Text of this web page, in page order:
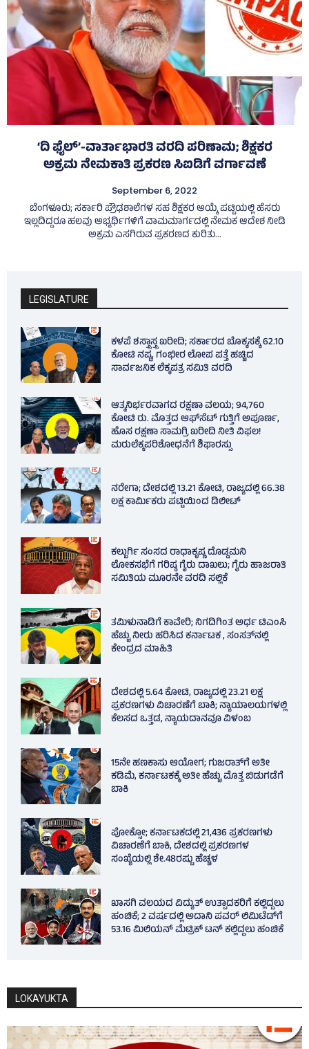
‘ದಿ ಫೈಲ್‌’-ವಾರ್ತಾಭಾರತಿ ವರದಿ ಪರಿಣಾಮ; ಶಿಕ್ಷಕರ
ಅಕ್ರಮ ನೇಮಕಾತಿ ಪ್ರಕರಣ ಸಿಐಡಿಗೆ ವರ್ಗಾವಣೆ
September 6, 2022
ಬೆಂಗಳೂರು; ಸರ್ಕಾರಿ ಪ್ರೌಢಶಾಲೆಗಳ ಸಹ ಶಿಕ್ಷಕರ ಆಯ್ಕೆ ಪಟ್ಟಿಯಲ್ಲಿ ಹೆಸರು
ಇಲ್ಲದಿದ್ದರೂ ಹಲವು ಅಭ್ಯರ್ಥಿಗಳಿಗೆ ವಾಮಮಾರ್ಗದಲ್ಲಿ ನೇಮಕ ಆದೇಶ ನೀಡಿ
ಅಕ್ರಮ ಎಸಗಿರುವ ಪ್ರಕರಣದ ಕುರಿತು...
LEGISLATURE
ಕಳಪೆ ಶಸ್ತ್ರಾಸ್ತ್ರ ಖರೀದಿ; ಸರ್ಕಾರದ ಬೊಕ್ಕಸಕ್ಕೆ 62.10
ಕೋಟಿ ನಷ್ಟ, ಗಂಭೀರ ಲೋಪ ಪತ್ತೆ ಹಚ್ಚಿದ
ಸಾರ್ವಜನಿಕ ಲೆಕ್ಕಪತ್ರ ಸಮಿತಿ ವರದಿ
ಆತ್ಮನಿರ್ಭರವಾಗದ ರಕ್ಷಣಾ ವಲಯ; 94,760
ಕೋಟಿ ರು. ಮೊತ್ತದ ಆಫ್‌ಸೆಟ್ ಗುತ್ತಿಗೆ ಅಪೂರ್ಣ,
ಹೊಸ ರಕ್ಷಣಾ ಸಾಮಗ್ರಿ ಖರೀದಿ ನೀತಿ ವಿಫಲ!
ಮರುಲೆಕ್ಕಪರಿಶೋಧನೆಗೆ ಶಿಫಾರಸ್ಸು
ನರೇಗಾ; ದೇಶದಲ್ಲಿ 13.21 ಕೋಟಿ, ರಾಜ್ಯದಲ್ಲಿ 66.38
ಲಕ್ಷ ಕಾರ್ಮಿಕರು ಪಟ್ಟಿಯಿಂದ ಡಿಲೀಟ್
ಕಲ್ಬುರ್ಗಿ ಸಂಸದ ರಾಧಾಕೃಷ್ಣ ದೊಡ್ಡಮನಿ
ಲೋಕಸಭೆಗೆ ಗರಿಷ್ಠ ಗೈರು ದಾಖಲು; ಗೈರು ಹಾಜರಾತಿ
ಸಮಿತಿಯ ಮೂರನೇ ವರದಿ ಸಲ್ಲಿಕೆ
ತಮಿಳುನಾಡಿಗೆ ಕಾವೇರಿ; ನಿಗದಿಗಿಂತ ಅರ್ಧ ಟಿಎಂಸಿ
ಹೆಚ್ಚು ನೀರು ಹರಿಸಿದ ಕರ್ನಾಟಕ , ಸಂಸತ್‌ನಲ್ಲಿ
ಕೇಂದ್ರದ ಮಾಹಿತಿ
ದೇಶದಲ್ಲಿ 5.64 ಕೋಟಿ, ರಾಜ್ಯದಲ್ಲಿ 23.21 ಲಕ್ಷ
ಪ್ರಕರಣಗಳು ವಿಚಾರಣೆಗೆ ಬಾಕಿ; ನ್ಯಾಯಾಲಯಗಳಲ್ಲಿ
ಕೆಲಸದ ಒತ್ತಡ, ನ್ಯಾಯದಾನವೂ ವಿಳಂಬ
15ನೇ ಹಣಕಾಸು ಆಯೋಗ; ಗುಜರಾತ್‌ಗೆ ಅತೀ
ಕಡಿಮೆ, ಕರ್ನಾಟಕಕ್ಕೆ ಅತೀ ಹೆಚ್ಚು ಮೊತ್ತ ಬಿಡುಗಡೆಗೆ
ಬಾಕಿ
ಪೋಕ್ಸೋ; ಕರ್ನಾಟಕದಲ್ಲಿ 21,436 ಪ್ರಕರಣಗಳು
ವಿಚಾರಣೆಗೆ ಬಾಕಿ, ದೇಶದಲ್ಲಿ ಪ್ರಕರಣಗಳ
ಸಂಖ್ಯೆಯಲ್ಲಿ ಶೇ.48ರಷ್ಟು ಹೆಚ್ಚಳ
ಖಾಸಗಿ ವಲಯದ ವಿದ್ಯುತ್ ಉತ್ಪಾದಕರಿಗೆ ಕಲ್ಲಿದ್ದಲು
ಹಂಚಿಕೆ; 2 ವರ್ಷದಲ್ಲಿ ಅದಾನಿ ಪವರ್ ಲಿಮಿಟೆಡ್‌ಗೆ
53.16 ಮಿಲಿಯನ್ ಮೆಟ್ರಿಕ್ ಟನ್ ಕಲ್ಲಿದ್ದಲು ಹಂಚಿಕೆ
LOKAYUKTA